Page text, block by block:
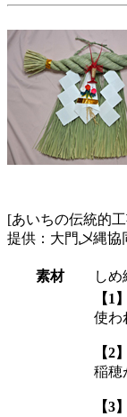
[あいちの伝統的
提供：大門乄縄
素材 し
【1
使わ
【2
稲穂
【3